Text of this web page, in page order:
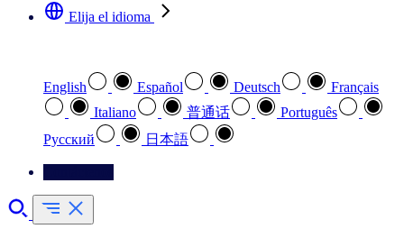
Elija el idioma
English Español Deutsch
Français
Italiano
普通话
Português
Pусский
日本語